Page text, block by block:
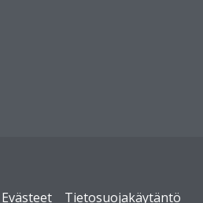
Evästeet Tietosuojakäytäntö